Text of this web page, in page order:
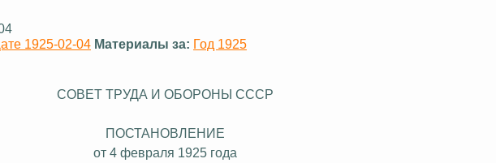
1925-02-04 Материалы за: Год 1925
СОВЕТ ТРУДА И ОБОРОНЫ СССР
ПОСТАНОВЛЕНИЕ
от 4 февраля 1925 года